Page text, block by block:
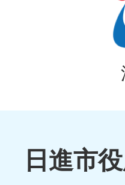
日進市